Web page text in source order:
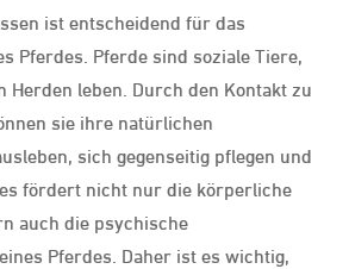
ist entscheidend für das
Pferdes. Pferde sind soziale Tiere,
Herden leben. Durch den Kontakt zu
sie ihre natürlichen
sich gegenseitig pflegen und
fördert nicht nur die körperliche
auch die psychische
Pferdes. Daher ist es wichtig,